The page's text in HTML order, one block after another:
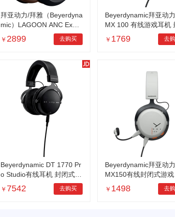
拜亚动力/拜雅（Beyerdyna
mic）LAGOON ANC Explo
rer 乐谷 数字式主动降噪无
线耳机 棕色
￥ 2899 去购买
Beyerdynamic拜亚动
MX 100 有线游戏耳机
式模拟游戏耳机 可拆
克 灰色
￥ 1769 去
Beyerdynamic DT 1770 Pr
o Studio有线耳机 封闭式录
音室参考级耳机 德国制造
Black DT 1770 PRO
￥ 7542 去购买
Beyerdynamic拜亚动
MX150有线封闭式游戏
机专业电竞降噪麦克风
旗舰级游戏耳机带线控
￥ 1498 去